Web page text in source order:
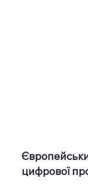
цифрової